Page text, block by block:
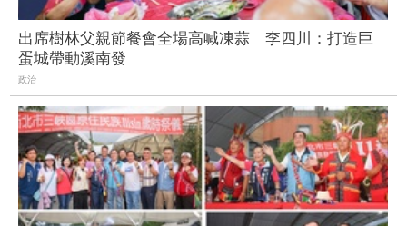
出席樹林父親節餐會全場高喊凍蒜 李四川：打造巨
蛋城帶動溪南發
政治